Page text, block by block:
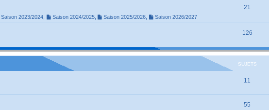
Saison 2023/2024, Saison 2024/2025, Saison 2025/2026 Saison 2026/2027
21
126
SUJETS
11
55